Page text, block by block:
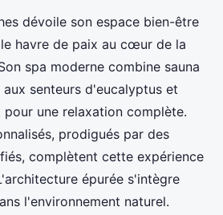
dévoile son espace bien-être
havre de paix au cœur de la
spa moderne combine sauna
senteurs d'eucalyptus et
une relaxation complète.
prodigués par des
complètent cette expérience
épurée s'intègre
l'environnement naturel.